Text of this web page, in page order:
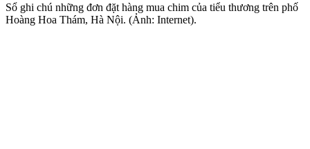
Sổ ghi chú những đơn đặt hàng mua chim của tiểu thương trên phố
Hoàng Hoa Thám, Hà Nội. (Ảnh: Internet).